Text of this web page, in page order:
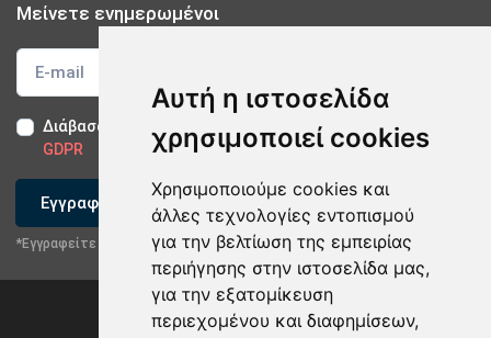
Αυτή η ιστοσελίδα
χρησιμοποιεί cookies
Χρησιμοποιούμε cookies και
άλλες τεχνολογίες εντοπισμού
για την βελτίωση της εμπειρίας
περιήγησης στην ιστοσελίδα μας,
για την εξατομίκευση
περιεχομένου και διαφημίσεων,
Μείνετε ενημερωμένοι
Διάβασα και αποδέχομαι τους Όρους Χρήσης -
Δήλωση
GDPR
Εγγραφείτε
*Εγγραφείτε στο newsletter μας